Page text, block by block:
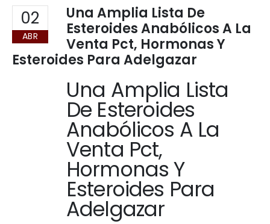
02
ABR
Una Amplia Lista De
Esteroides Anabólicos A La
Venta Pct, Hormonas Y
Esteroides Para Adelgazar
Una Amplia Lista
De Esteroides
Anabólicos A La
Venta Pct,
Hormonas Y
Esteroides Para
Adelgazar